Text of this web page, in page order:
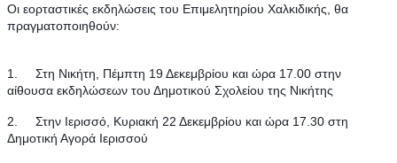
Οι εορταστικές εκδηλώσεις του Επιμελητηρίου Χαλκιδικής, θα
πραγματοποιηθούν:
1.     Στη Νικήτη, Πέμπτη 19 Δεκεμβρίου και ώρα 17.00 στην
2.     Στην Ιερισσό, Κυριακή 22 Δεκεμβρίου και ώρα 17.30 στη
Δημοτική Αγορά Ιερισσού